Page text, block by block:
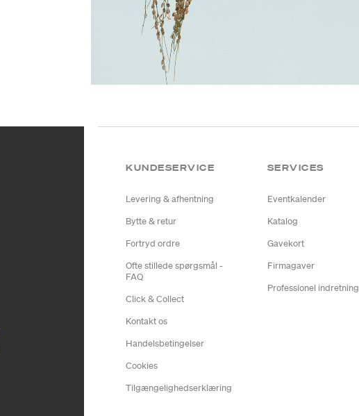
KUNDESERVICE
Levering & afhentning
Bytte & retur
Fortryd ordre
Ofte stillede spørgsmål -
FAQ
Click & Collect
Kontakt os
Handelsbetingelser
Cookies
Tilgængelighedserklæring
SERVICES
Eventkalender
Katalog
Gavekort
Firmagaver
Professionel indretning